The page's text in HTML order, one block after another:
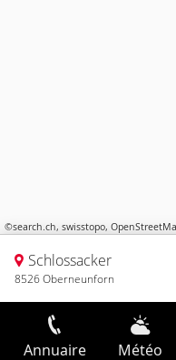
©search.ch, swisstopo,
Schlossacker
8526 Oberneunforn
Annuaire Météo